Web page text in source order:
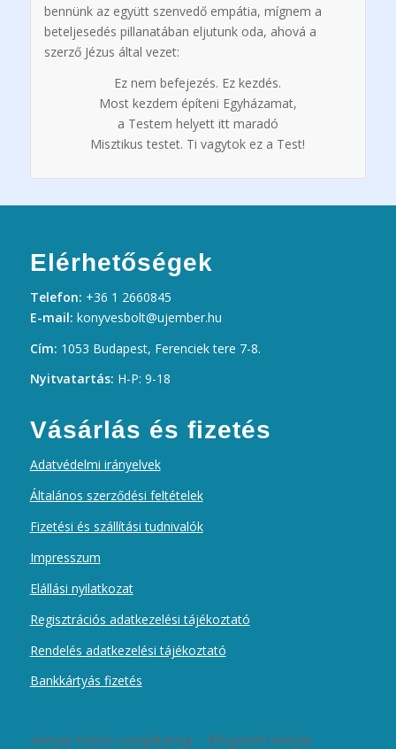
bennünk az együtt szenvedő empátia, mígnem a
beteljesedés pillanatában eljutunk oda, ahová a
szerző Jézus által vezet:
Ez nem befejezés. Ez kezdés.
Most kezdem építeni Egyházamat,
a Testem helyett itt maradó
Misztikus testet. Ti vagytok ez a Test!
Elérhetőségek
Telefon: +36 1 2660845
E-mail: konyvesbolt@ujember.hu
Cím: 1053 Budapest, Ferenciek tere 7-8.
Nyitvatartás: H-P: 9-18
Vásárlás és fizetés
Adatvédelmi irányelvek
Általános szerződési feltételek
Fizetési és szállítási tudnivalók
Impresszum
Elállási nyilatkozat
Regisztrációs adatkezelési tájékoztató
Rendelés adatkezelési tájékoztató
Bankkártyás fizetés
Kártyás fizetés szolgáltatója – Elfogadott kártyák